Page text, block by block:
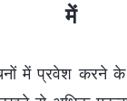
में
में प्रवेश करने के